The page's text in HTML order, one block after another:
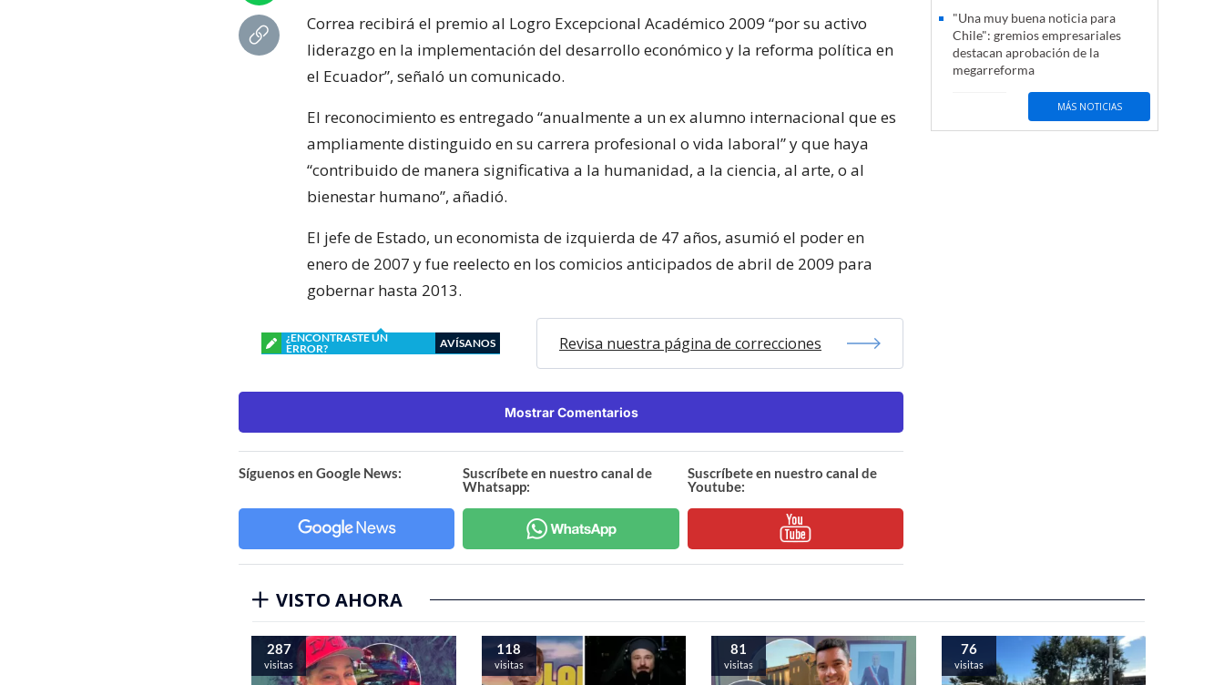
Correa recibirá el premio al Logro Excepcional Académico 2009 “por su activo
liderazgo en la implementación del desarrollo económico y la reforma política en
el Ecuador”, señaló un comunicado.
El reconocimiento es entregado “anualmente a un ex alumno internacional que es
ampliamente distinguido en su carrera profesional o vida laboral” y que haya
“contribuido de manera significativa a la humanidad, a la ciencia, al arte, o al
bienestar humano”, añadió.
El jefe de Estado, un economista de izquierda de 47 años, asumió el poder en
enero de 2007 y fue reelecto en los comicios anticipados de abril de 2009 para
gobernar hasta 2013.
¿ENCONTRASTE UN
ERROR?
AVÍSANOS Revisa nuestra página de correcciones
Mostrar Comentarios
Síguenos en Google News:
Suscríbete en nuestro canal de
Whatsapp:
Suscríbete en nuestro canal de
Youtube:
"Una muy buena noticia para
Chile": gremios empresariales
destacan aprobación de la
megarreforma
MÁS NOTICIAS
VISTO AHORA
287
visitas
118
visitas
81
visitas
76
visitas